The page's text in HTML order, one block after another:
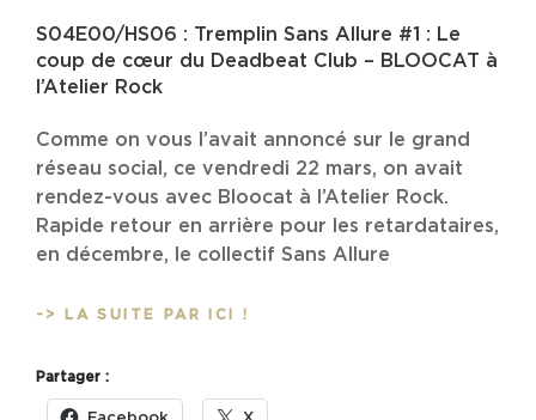
S04E00/HS06 : Tremplin Sans Allure #1 : Le
coup de cœur du Deadbeat Club – BLOOCAT à
l’Atelier Rock
Comme on vous l’avait annoncé sur le grand
réseau social, ce vendredi 22 mars, on avait
rendez-vous avec Bloocat à l’Atelier Rock.
Rapide retour en arrière pour les retardataires,
en décembre, le collectif Sans Allure
-> LA SUITE PAR ICI !
ALLURE
Partager :